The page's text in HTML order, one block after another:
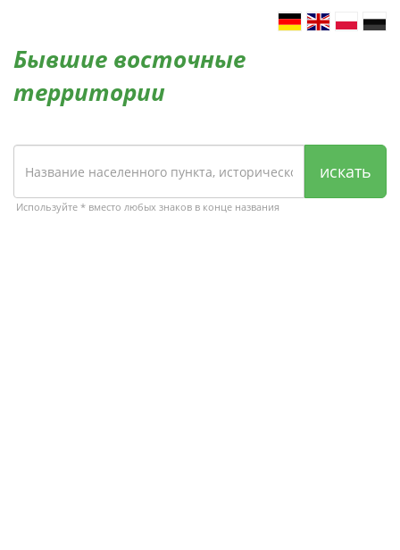
Бывшие восточные
территории
искать
Используйте * вместо любых знаков в конце названия